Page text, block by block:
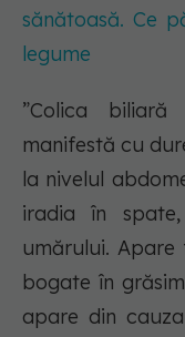
sănătoasă. Ce
legume
”Colica
manifestă cu
la nivelul
iradia în
umărului.
bogate în
apare din